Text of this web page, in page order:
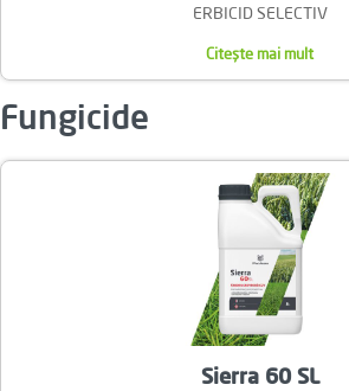
ERBICID SELECTIV
Citește mai mult:
Pony
Fungicide
Sierra 60 SL